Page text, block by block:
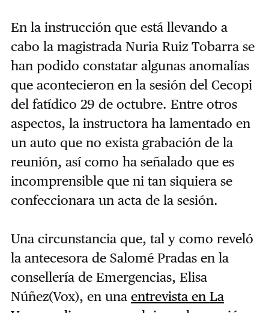
En la instrucción que está llevando a
cabo la magistrada Nuria Ruiz Tobarra se
han podido constatar algunas anomalías
que acontecieron en la sesión del Cecopi
del fatídico 29 de octubre. Entre otros
aspectos, la instructora ha lamentado en
un auto que no exista grabación de la
reunión, así como ha señalado que es
incomprensible que ni tan siquiera se
confeccionara un acta de la sesión.
Una circunstancia que, tal y como reveló
la antecesora de Salomé Pradas en la
consellería de Emergencias, Elisa
Núñez(Vox), en una entrevista en La